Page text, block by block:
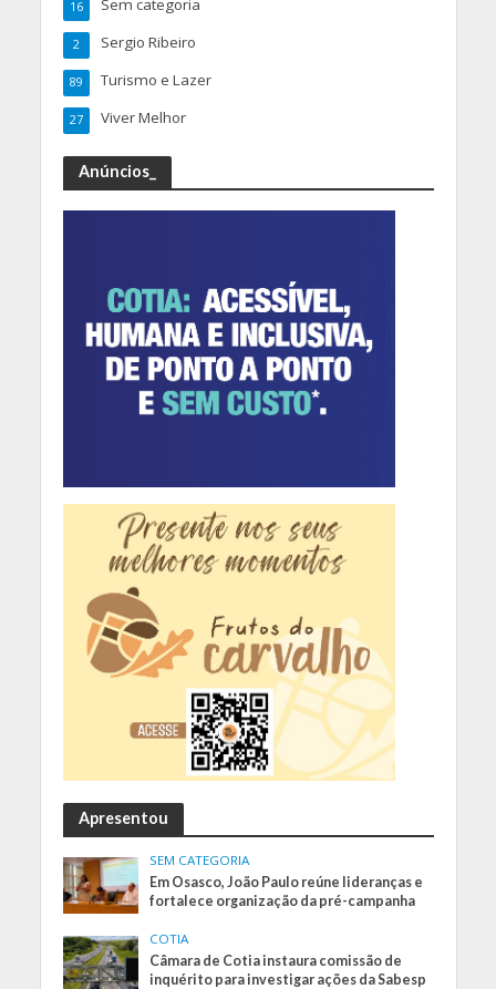
Sem categoria
16
Sergio Ribeiro
2
Turismo e Lazer
89
Viver Melhor
27
Anúncios_
Apresentou
SEM CATEGORIA
Em Osasco, João Paulo reúne lideranças e
fortalece organização da pré-campanha
COTIA
Câmara de Cotia instaura comissão de
inquérito para investigar ações da Sabesp